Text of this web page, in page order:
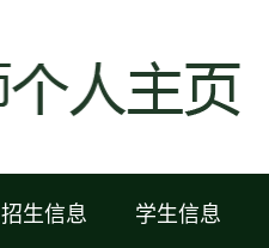
招生信息 学生信息